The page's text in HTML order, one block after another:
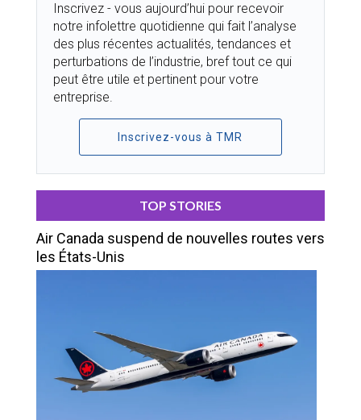
Inscrivez - vous aujourd’hui pour recevoir
notre infolettre quotidienne qui fait l’analyse
des plus récentes actualités, tendances et
perturbations de l’industrie, bref tout ce qui
peut être utile et pertinent pour votre
entreprise.
Inscrivez-vous à TMR
TOP STORIES
Air Canada suspend de nouvelles routes vers
les États-Unis